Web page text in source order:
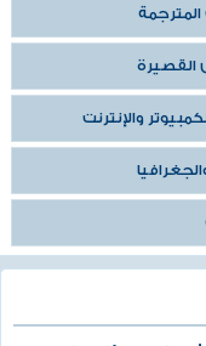
المترجمة
والإنترنت